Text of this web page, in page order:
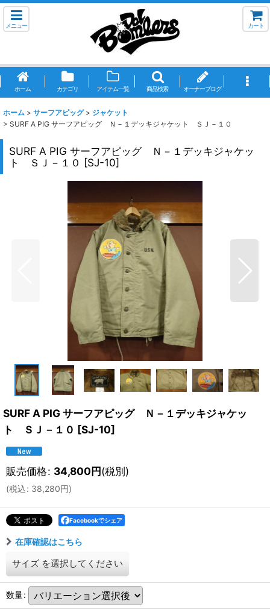
メニュー カート
ホーム カテゴリ アイテム一覧 商品検索 オーナーブログ
ホーム > サーフアピッグ > ジャケット
> SURF A PIG サーフアピッグ Ｎ－１デッキジャケット ＳＪ－１０
SURF A PIG サーフアピッグ Ｎ－１デッキジャケッ
ト ＳＪ－１０ [SJ-10]
SURF A PIG サーフアピッグ Ｎ－１デッキジャケッ
ト ＳＪ－１０ [SJ-10]
販売価格: 34,800円(税別)
(税込: 38,280円)
Facebookでシェア
在庫確認はこちら
サイズ を選択してください
数量: